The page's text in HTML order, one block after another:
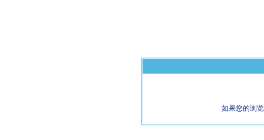
如果您的浏